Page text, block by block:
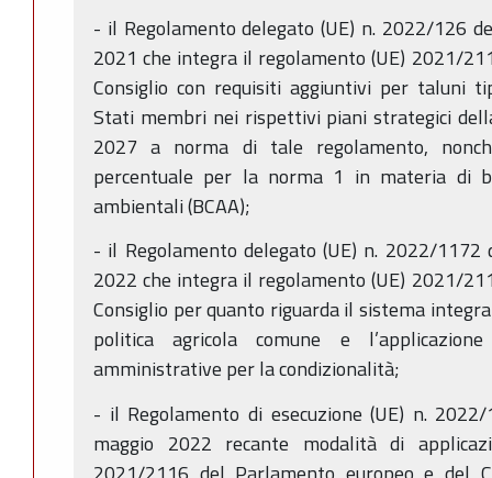
- il Regolamento delegato (UE) n. 2022/126
2021 che integra il regolamento (UE) 2021/
Consiglio con requisiti aggiuntivi per taluni
Stati membri nei rispettivi piani strategici
2027 a norma di tale regolamento,
percentuale per la norma 1 in materia di
ambientali (BCAA);
- il Regolamento delegato (UE) n. 2022/1172
2022 che integra il regolamento (UE) 2021/
Consiglio per quanto riguarda il sistema
politica agricola comune e
amministrative per la condizionalità;
- il Regolamento di esecuzione (UE) n.
maggio 2022 recante modalità di